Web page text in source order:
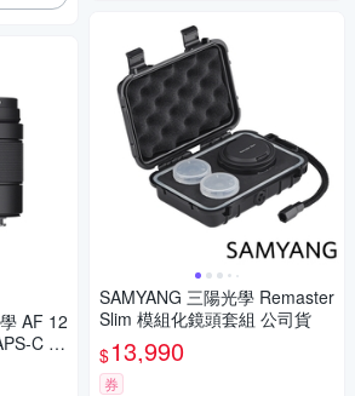
AF 12
C 自
SAMYANG 三陽光學 Remaster
Slim 模組化鏡頭套組 公司貨
$13,990
券